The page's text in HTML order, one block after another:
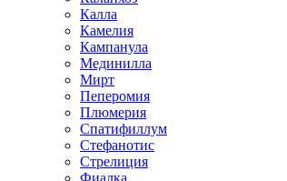
Калла
Камелия
Кампанула
Мединилла
Мирт
Пеперомия
Плюмерия
Спатифиллум
Стефанотис
Стрелиция
Фиалка